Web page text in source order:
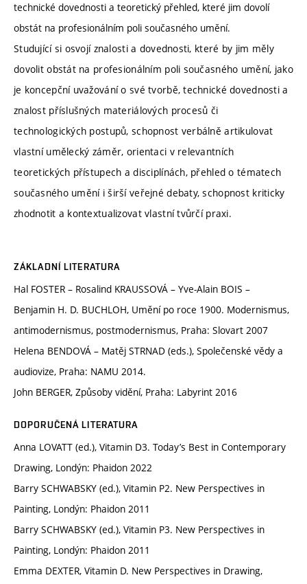
technické dovednosti a teoretický přehled, které jim dovolí
obstát na profesionálním poli současného umění.
Studující si osvojí znalosti a dovednosti, které by jim měly
dovolit obstát na profesionálním poli současného umění, jako
je koncepční uvažování o své tvorbě, technické dovednosti a
znalost příslušných materiálových procesů či
technologických postupů, schopnost verbálně artikulovat
vlastní umělecký záměr, orientaci v relevantních
teoretických přístupech a disciplínách, přehled o tématech
současného umění i širší veřejné debaty, schopnost kriticky
zhodnotit a kontextualizovat vlastní tvůrčí praxi.
ZÁKLADNÍ LITERATURA
Hal FOSTER – Rosalind KRAUSSOVÁ – Yve-Alain BOIS –
Benjamin H. D. BUCHLOH, Umění po roce 1900. Modernismus,
antimodernismus, postmodernismus, Praha: Slovart 2007
Helena BENDOVÁ – Matěj STRNAD (eds.), Společenské vědy a
audiovize, Praha: NAMU 2014.
John BERGER, Způsoby vidění, Praha: Labyrint 2016
DOPORUČENÁ LITERATURA
Anna LOVATT (ed.), Vitamin D3. Today’s Best in Contemporary
Drawing, Londýn: Phaidon 2022
Barry SCHWABSKY (ed.), Vitamin P2. New Perspectives in
Painting, Londýn: Phaidon 2011
Barry SCHWABSKY (ed.), Vitamin P3. New Perspectives in
Painting, Londýn: Phaidon 2011
Emma DEXTER, Vitamin D. New Perspectives in Drawing,